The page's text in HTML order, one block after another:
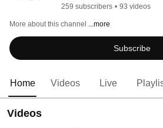
259 subscribers • 93 videos
More about this channel ...more
Subscribe
Home Videos Live
Videos